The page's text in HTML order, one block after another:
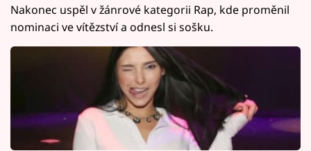
Nakonec uspěl v žánrové kategorii Rap, kde proměnil
nominaci ve vítězství a odnesl si sošku.